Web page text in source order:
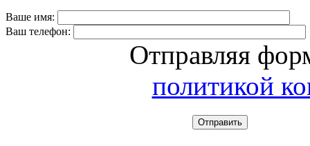
Ваше имя:
Ваш телефон:
Отправляя
политикой
Отправить